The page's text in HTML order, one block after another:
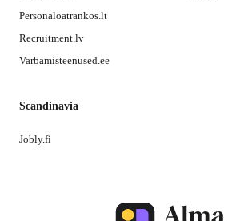
Personaloatrankos.lt
Recruitment.lv
Varbamisteenused.ee
Scandinavia
Jobly.fi